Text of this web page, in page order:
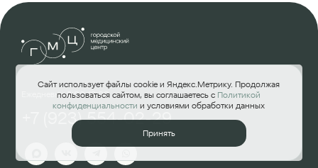
Ежедневно 8:00-18:00
+7 (923) 554-02-29
Сайт использует файлы cookie и Яндекс.Метрику. Продолжая
пользоваться сайтом, вы соглашаетесь с Политикой
конфиденциальности и условиями обработки данных
Принять